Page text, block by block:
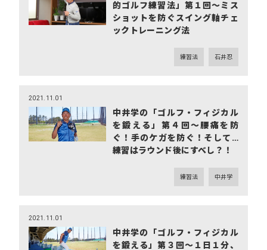
的ゴルフ練習法」第１回～ミス
ショットを防ぐスイング軸チェ
ックトレーニング法
練習法 石井忍
2021.11.01
中井学の「ゴルフ・フィジカル
を鍛える」第４回～腰痛を防
ぐ！手のケガを防ぐ！そして…
練習はラウンド後にすべし？！
練習法 中井学
2021.11.01
中井学の「ゴルフ・フィジカル
を鍛える」第３回～１日１分、